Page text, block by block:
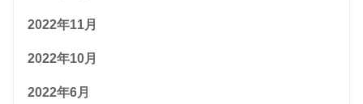
2022年11月
2022年10月
2022年6月